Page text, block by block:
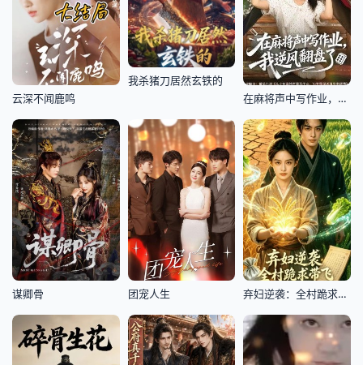
云深不闻鹿鸣
我杀猪刀居然玄铁的
在麻将声中写作业，我逆风翻盘了
谋卿骨 团宠人生 弃妇逆袭：全村跪求带飞